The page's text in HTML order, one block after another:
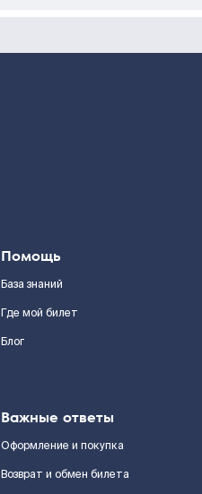
Помощь
База знаний
Где мой билет
Блог
Важные ответы
Оформление и покупка
Возврат и обмен билета